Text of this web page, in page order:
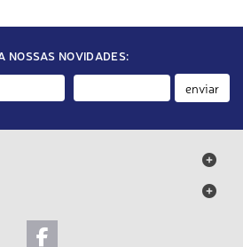
NOSSAS NOVIDADES:
enviar